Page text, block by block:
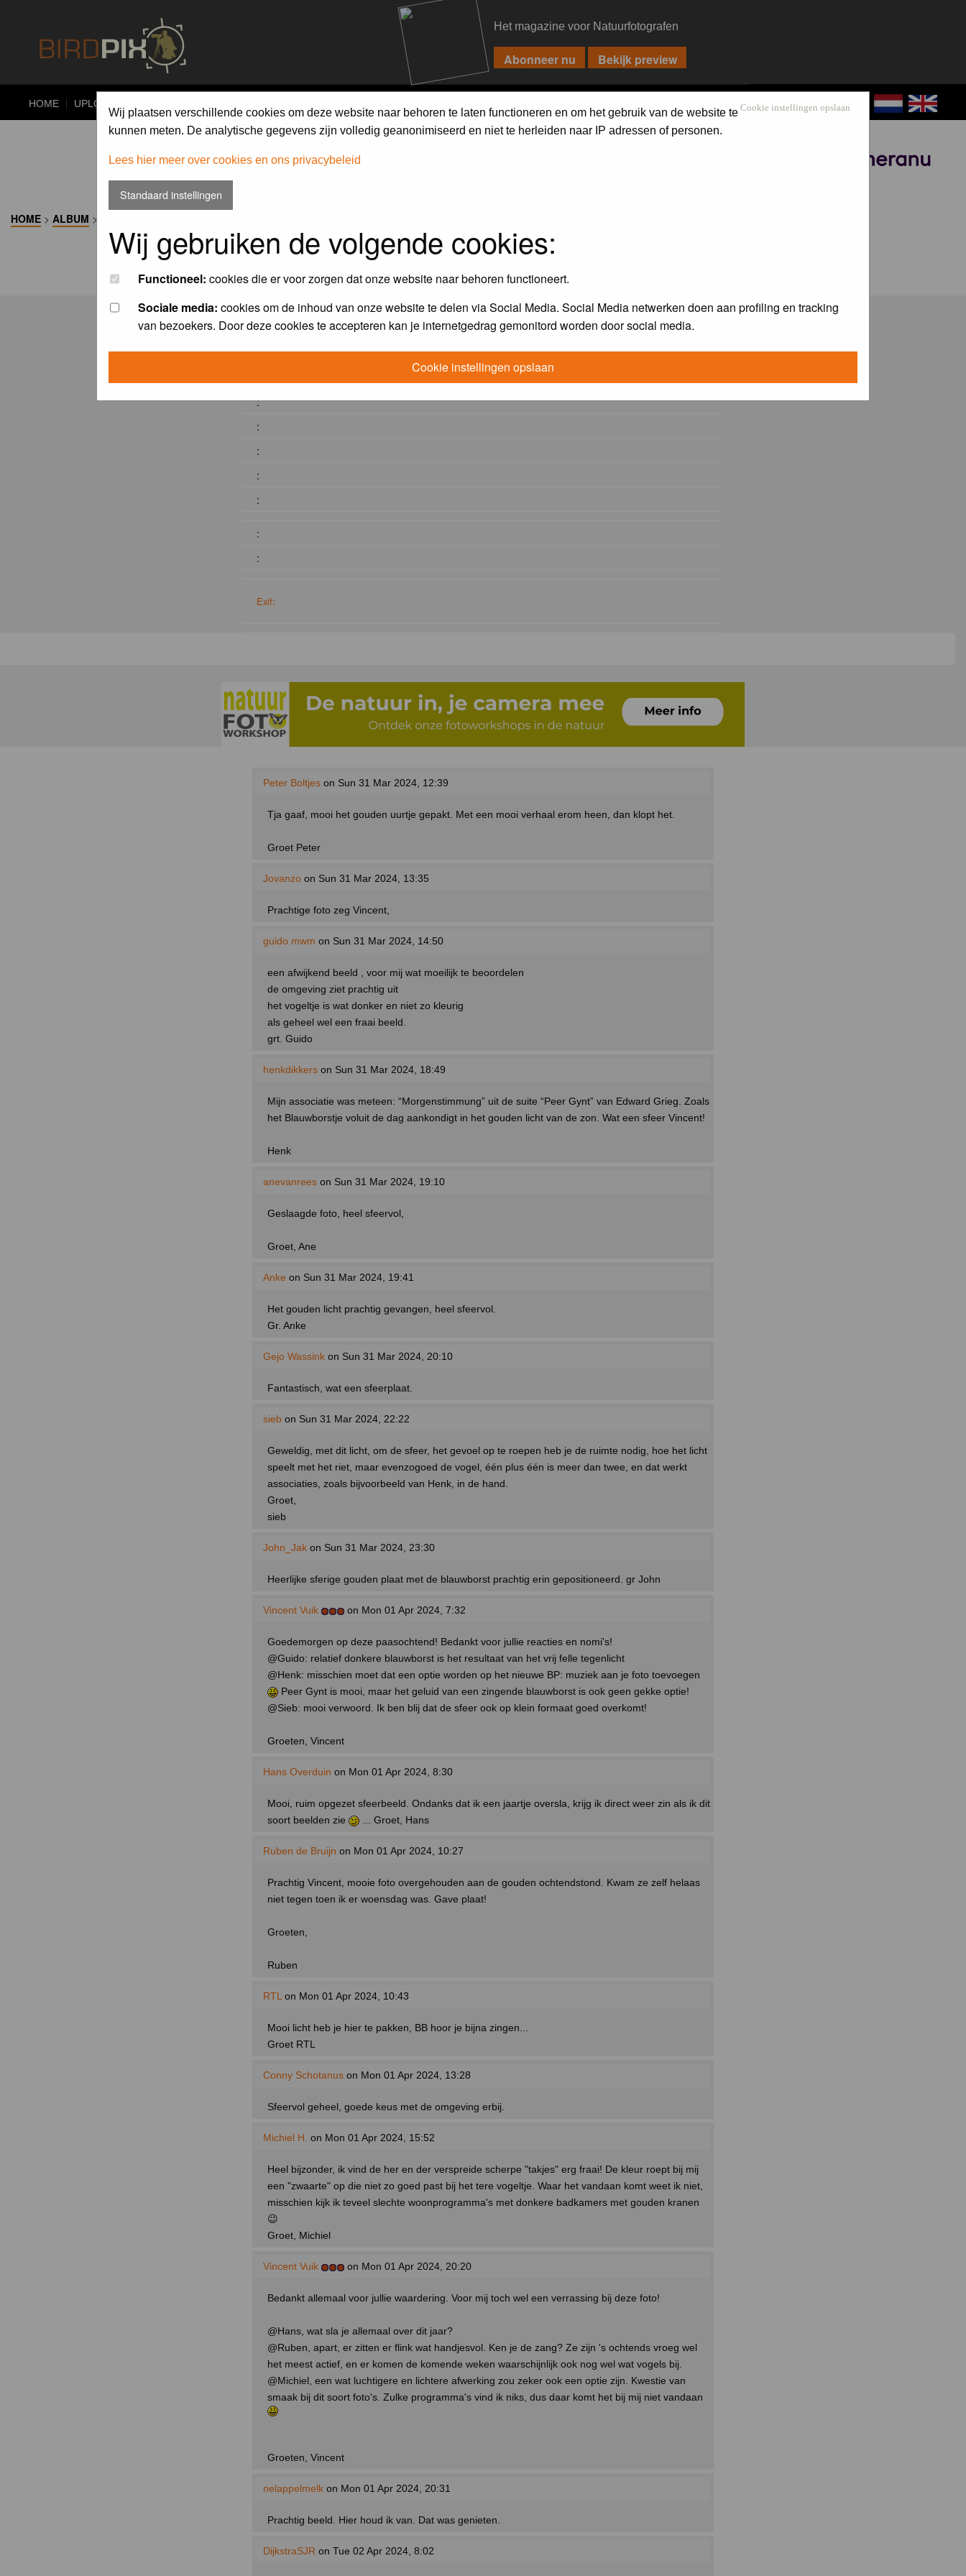
Het magazine voor Natuurfotografen
HOME UPLOAD Cookie instellingen opslaan
Wij plaatsen verschillende cookies om deze website naar behoren te laten functioneren en om het gebruik van de website te
kunnen meten. De analytische gegevens zijn volledig geanonimiseerd en niet te herleiden naar IP adressen of personen.
Lees hier meer over cookies en ons privacybeleid
Standaard instellingen
Wij gebruiken de volgende cookies:
Functioneel: cookies die er voor zorgen dat onze website naar behoren functioneert.
Sociale media: cookies om de inhoud van onze website te delen via Social Media. Social Media netwerken doen aan profiling en tracking
van bezoekers. Door deze cookies te accepteren kan je internetgedrag gemonitord worden door social media.
Cookie instellingen opslaan
HOME > ALBUM >
:
:
:
:
:
:
:
:
Exif:
Peter Boltjes on Sun 31 Mar 2024, 12:39
Tja gaaf, mooi het gouden uurtje gepakt. Met een mooi verhaal erom heen, dan klopt het.
Groet Peter
Jovanzo on Sun 31 Mar 2024, 13:35
Prachtige foto zeg Vincent,
guido mwm on Sun 31 Mar 2024, 14:50
een afwijkend beeld , voor mij wat moeilijk te beoordelen
de omgeving ziet prachtig uit
het vogeltje is wat donker en niet zo kleurig
als geheel wel een fraai beeld.
grt. Guido
henkdikkers on Sun 31 Mar 2024, 18:49
Mijn associatie was meteen: “Morgenstimmung” uit de suite “Peer Gynt” van Edward Grieg. Zoals
het Blauwborstje voluit de dag aankondigt in het gouden licht van de zon. Wat een sfeer Vincent!
Henk
anevanrees on Sun 31 Mar 2024, 19:10
Geslaagde foto, heel sfeervol,
Groet, Ane
Anke on Sun 31 Mar 2024, 19:41
Het gouden licht prachtig gevangen, heel sfeervol.
Gr. Anke
Gejo Wassink on Sun 31 Mar 2024, 20:10
Fantastisch, wat een sfeerplaat.
sieb on Sun 31 Mar 2024, 22:22
Geweldig, met dit licht, om de sfeer, het gevoel op te roepen heb je de ruimte nodig, hoe het licht
speelt met het riet, maar evenzogoed de vogel, één plus één is meer dan twee, en dat werkt
associaties, zoals bijvoorbeeld van Henk, in de hand.
Groet,
sieb
John_Jak on Sun 31 Mar 2024, 23:30
Heerlijke sferige gouden plaat met de blauwborst prachtig erin gepositioneerd. gr John
Vincent Vuik on Mon 01 Apr 2024, 7:32
Goedemorgen op deze paasochtend! Bedankt voor jullie reacties en nomi's!
@Guido: relatief donkere blauwborst is het resultaat van het vrij felle tegenlicht
@Henk: misschien moet dat een optie worden op het nieuwe BP: muziek aan je foto toevoegen
Peer Gynt is mooi, maar het geluid van een zingende blauwborst is ook geen gekke optie!
@Sieb: mooi verwoord. Ik ben blij dat de sfeer ook op klein formaat goed overkomt!
Groeten, Vincent
Hans Overduin on Mon 01 Apr 2024, 8:30
Mooi, ruim opgezet sfeerbeeld. Ondanks dat ik een jaartje oversla, krijg ik direct weer zin als ik dit
soort beelden zie
... Groet, Hans
Ruben de Bruijn on Mon 01 Apr 2024, 10:27
Prachtig Vincent, mooie foto overgehouden aan de gouden ochtendstond. Kwam ze zelf helaas
niet tegen toen ik er woensdag was. Gave plaat!
Groeten,
Ruben
RTLon Mon 01 Apr 2024, 10:43
Mooi licht heb je hier te pakken, BB hoor je bijna zingen...
Groet RTL
Conny Schotanus on Mon 01 Apr 2024, 13:28
Sfeervol geheel, goede keus met de omgeving erbij.
Michiel H. on Mon 01 Apr 2024, 15:52
Heel bijzonder, ik vind de her en der verspreide scherpe "takjes" erg fraai! De kleur roept bij mij
een "zwaarte" op die niet zo goed past bij het tere vogeltje. Waar het vandaan komt weet ik niet,
misschien kijk ik teveel slechte woonprogramma's met donkere badkamers met gouden kranen
😉
Groet, Michiel
Vincent Vuik on Mon 01 Apr 2024, 20:20
Bedankt allemaal voor jullie waardering. Voor mij toch wel een verrassing bij deze foto!
@Hans, wat sla je allemaal over dit jaar?
@Ruben, apart, er zitten er flink wat handjesvol. Ken je de zang? Ze zijn 's ochtends vroeg wel
het meest actief, en er komen de komende weken waarschijnlijk ook nog wel wat vogels bij.
@Michiel, een wat luchtigere en lichtere afwerking zou zeker ook een optie zijn. Kwestie van
smaak bij dit soort foto's. Zulke programma's vind ik niks, dus daar komt het bij mij niet vandaan
Groeten, Vincent
nelappelmelk on Mon 01 Apr 2024, 20:31
Prachtig beeld. Hier houd ik van. Dat was genieten.
DijkstraSJR on Tue 02 Apr 2024, 8:02